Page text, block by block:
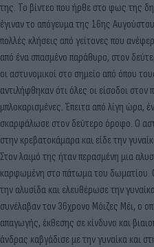
της. Το βίντεο που ήρθε στο φως της
έγιναν το απόγευμα της 16ης
πολλές κλήσεις από γείτονες που
από ένα σπασμένο παράθυρο, στον
οι αστυνομικοί στο σημείο από όπου
αντιλήφθηκαν ότι όλες οι είσοδοι
μπλοκαρισμένες. Έπειτα από λίγη ώρα,
σκαρφάλωσε στον δεύτερο όροφο. Ο
στην κρεβατοκάμαρα και είδε την
Στον λαιμό της ήταν περασμένη μια
καρφωμένη στο πάτωμα του δωματίου.
την αλυσίδα και ελευθέρωσε την
συνέλαβαν τον 36χρονο Μόιζες Μέι, ο
απαγωγής, έκθεσης σε κίνδυνο και
άνδρας καβγάδισε με την γυναίκα και